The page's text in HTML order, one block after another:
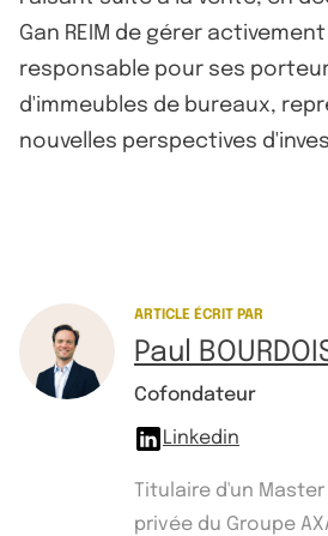
Gan REIM de gérer
responsable pour ses
d'immeubles de bureaux,
nouvelles perspectives
ARTICLE ÉCRIT PAR
Paul
Cofondateur
Linkedin
Titulaire d'un
privée du Groupe